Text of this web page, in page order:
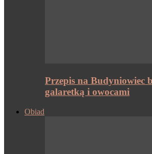
Przepis na Budyniowiec
galaretką i owocami
Obiad